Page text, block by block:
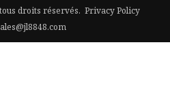
droits réservés. Privacy Policy